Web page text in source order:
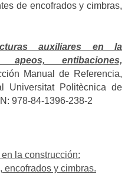
de encofrados y cimbras,
auxiliares en la
apeos, entibaciones,
Manual de Referencia,
Universitat Politècnica de
978-84-1396-238-2
la construcción:
encofrados y cimbras.